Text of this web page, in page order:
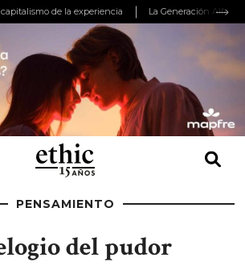
capitalismo de la experiencia
PENSAMIENTO
del pudor